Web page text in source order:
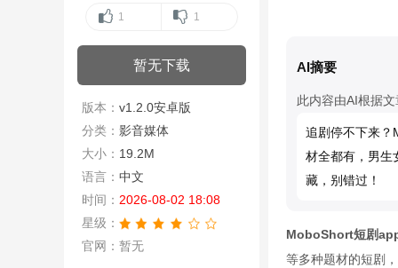
1 1
暂无下载
版本： v1.2.0安卓版
分类： 影音媒体
大小： 19.2M
语言： 中文
时间： 2026-08-02 18:08
星级：
官网：暂无
AI摘要
此内容由AI根据
追剧停不下来
材全都有，男生
藏，别错过！
MoboShort短剧
等多种题材的短剧